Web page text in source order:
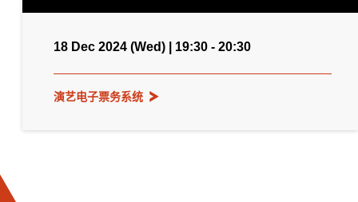
18 Dec 2024 (Wed) | 19:30 - 20:30
演艺电子票务系统